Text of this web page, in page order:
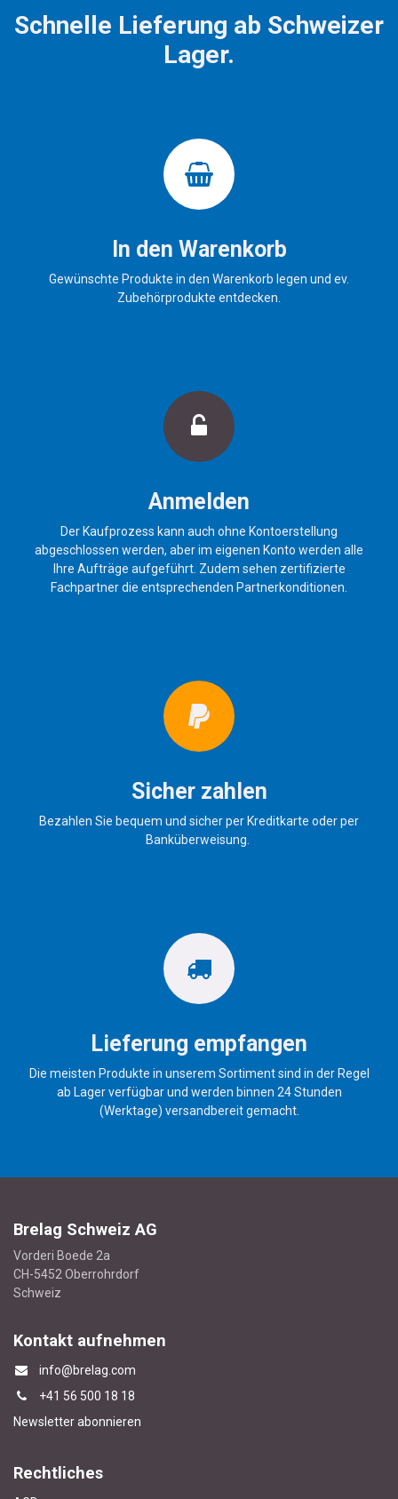
Schnelle Lieferung ab Schweizer
Lager.
In den Warenkorb
Gewünschte Produkte in den Warenkorb legen und ev.
Zubehörprodukte entdecken.
Anmelden
Der Kaufprozess kann auch ohne Kontoerstellung
abgeschlossen werden, aber im eigenen Konto werden alle
Ihre Aufträge aufgeführt. Zudem sehen zertifizierte
Fachpartner die entsprechenden Partnerkonditionen.
Sicher zahlen
Bezahlen Sie bequem und sicher per Kreditkarte oder per
Banküberweisung.
Lieferung empfangen
Die meisten Produkte in unserem Sortiment sind in der Regel
ab Lager verfügbar und werden binnen 24 Stunden
(Werktage) versandbereit gemacht.
Brelag Schweiz AG
Vorderi Boede 2a
CH-5452 Oberrohrdorf
Schweiz
Kontakt aufnehmen
info@brelag.com
+41 56 500 18 18
Newsletter abonnieren
Rechtliches